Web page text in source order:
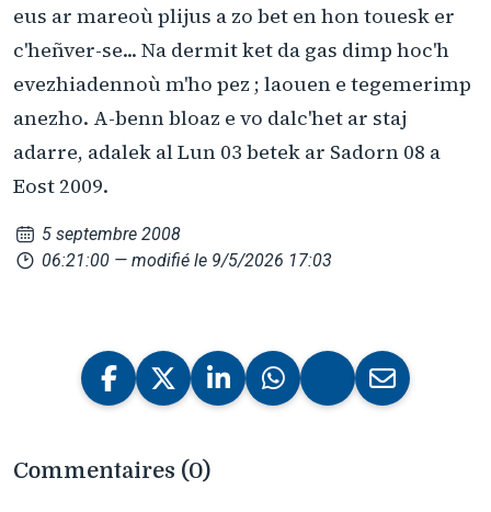
eus ar mareoù plijus a zo bet en hon touesk er
c'heñver-se... Na dermit ket da gas dimp hoc'h
evezhiadennoù m'ho pez ; laouen e tegemerimp
anezho. A-benn bloaz e vo dalc'het ar staj
adarre, adalek al Lun 03 betek ar Sadorn 08 a
Eost 2009.
5 septembre 2008
06:21:00 — modifié le 9/5/2026 17:03
Commentaires (0)